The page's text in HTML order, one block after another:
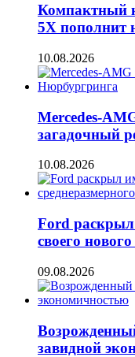
Компактный
5X пополнит
10.08.2026
Mercedes-
загадочный
10.08.2026
Ford
своего
09.08.2026
завидной